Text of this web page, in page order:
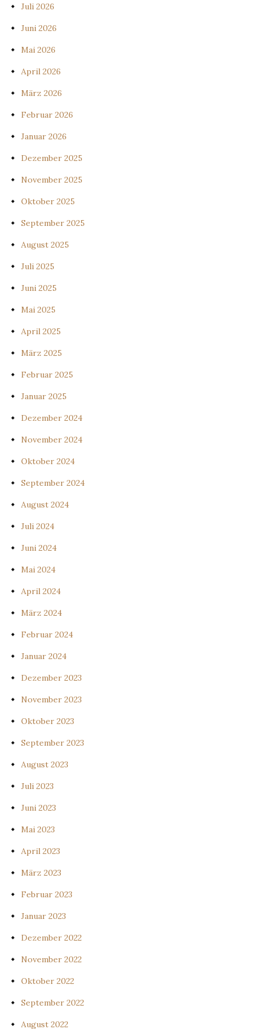
Juli 2026
Juni 2026
Mai 2026
April 2026
März 2026
Februar 2026
Januar 2026
Dezember 2025
November 2025
Oktober 2025
September 2025
August 2025
Juli 2025
Juni 2025
Mai 2025
April 2025
März 2025
Februar 2025
Januar 2025
Dezember 2024
November 2024
Oktober 2024
September 2024
August 2024
Juli 2024
Juni 2024
Mai 2024
April 2024
März 2024
Februar 2024
Januar 2024
Dezember 2023
November 2023
Oktober 2023
September 2023
August 2023
Juli 2023
Juni 2023
Mai 2023
April 2023
März 2023
Februar 2023
Januar 2023
Dezember 2022
November 2022
Oktober 2022
September 2022
August 2022